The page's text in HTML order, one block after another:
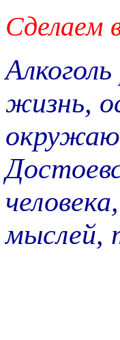
Сделаем
жизнь,
мыслей,